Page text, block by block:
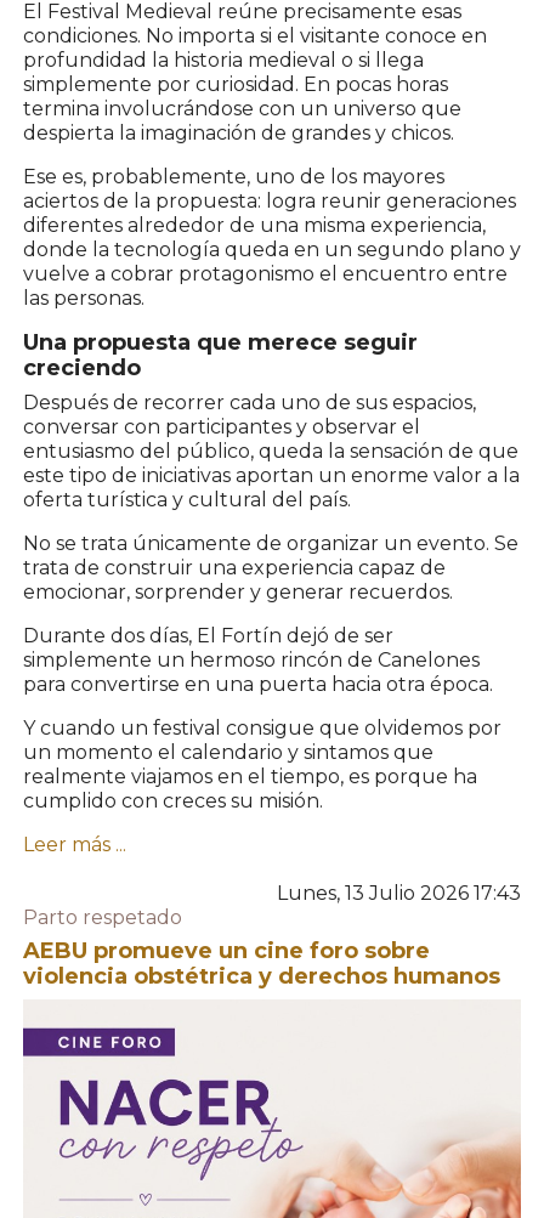
El Festival Medieval reúne precisamente esas
condiciones. No importa si el visitante conoce en
profundidad la historia medieval o si llega
simplemente por curiosidad. En pocas horas
termina involucrándose con un universo que
despierta la imaginación de grandes y chicos.
Ese es, probablemente, uno de los mayores
aciertos de la propuesta: logra reunir generaciones
diferentes alrededor de una misma experiencia,
donde la tecnología queda en un segundo plano y
vuelve a cobrar protagonismo el encuentro entre
las personas.
Una propuesta que merece seguir
creciendo
Después de recorrer cada uno de sus espacios,
conversar con participantes y observar el
entusiasmo del público, queda la sensación de que
este tipo de iniciativas aportan un enorme valor a la
oferta turística y cultural del país.
No se trata únicamente de organizar un evento. Se
trata de construir una experiencia capaz de
emocionar, sorprender y generar recuerdos.
Durante dos días, El Fortín dejó de ser
simplemente un hermoso rincón de Canelones
para convertirse en una puerta hacia otra época.
Y cuando un festival consigue que olvidemos por
un momento el calendario y sintamos que
realmente viajamos en el tiempo, es porque ha
cumplido con creces su misión.
Leer más ...
Lunes, 13 Julio 2026 17:43
Parto respetado
AEBU promueve un cine foro sobre
violencia obstétrica y derechos humanos